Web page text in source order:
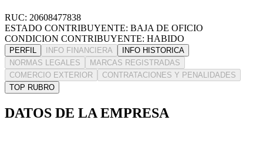
RUC: 20608477838
ESTADO CONTRIBUYENTE: BAJA DE OFICIO
CONDICION CONTRIBUYENTE: HABIDO
PERFIL INFO FINANCIERA
INFO HISTORICA
NORMAS LEGALES
MARCAS REGISTRADAS
COMERCIO EXTERIOR
CONTRATACIONES Y PENALIDADES
TOP RUBRO
DATOS DE LA EMPRESA